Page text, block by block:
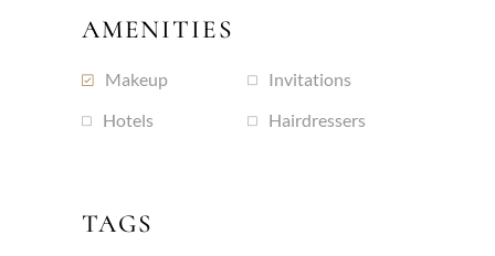
AMENITIES
Makeup
Invitations
Hotels
Hairdressers
TAGS